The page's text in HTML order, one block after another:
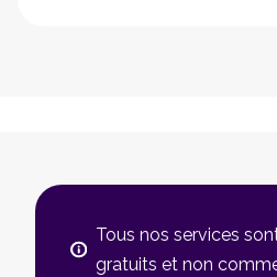
Tous nos services
gratuits et non